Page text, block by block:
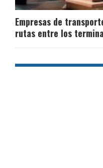
Empresas de
rutas entre los